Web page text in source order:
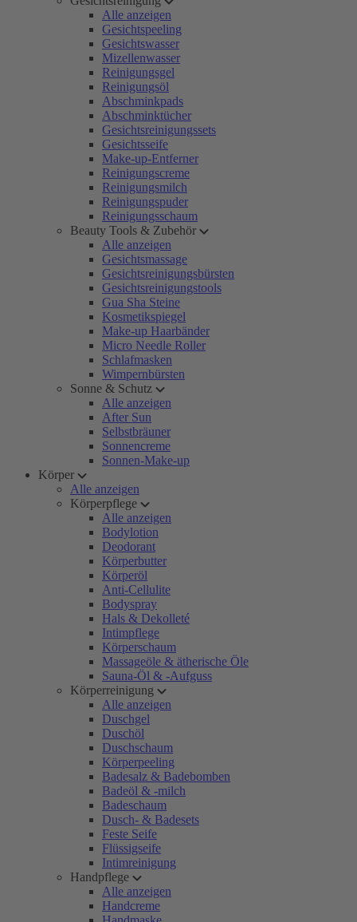
Alle anzeigen
Gesichtspeeling
Gesichtswasser
Mizellenwasser
Reinigungsgel
Reinigungsöl
Abschminkpads
Abschminktücher
Gesichtsreinigungssets
Gesichtsseife
Make-up-Entferner
Reinigungscreme
Reinigungsmilch
Reinigungspuder
Reinigungsschaum
Beauty Tools & Zubehör
Alle anzeigen
Gesichtsmassage
Gesichtsreinigungsbürsten
Gesichtsreinigungstools
Gua Sha Steine
Kosmetikspiegel
Make-up Haarbänder
Micro Needle Roller
Schlafmasken
Wimpernbürsten
Sonne & Schutz
Alle anzeigen
After Sun
Selbstbräuner
Sonnencreme
Sonnen-Make-up
Körper
Alle anzeigen
Körperpflege
Alle anzeigen
Bodylotion
Deodorant
Körperbutter
Körperöl
Anti-Cellulite
Bodyspray
Hals & Dekolleté
Intimpflege
Körperschaum
Massageöle & ätherische Öle
Sauna-Öl & -Aufguss
Körperreinigung
Alle anzeigen
Duschgel
Duschöl
Duschschaum
Körperpeeling
Badesalz & Badebomben
Badeöl & -milch
Badeschaum
Dusch- & Badesets
Feste Seife
Flüssigseife
Intimreinigung
Handpflege
Alle anzeigen
Handcreme